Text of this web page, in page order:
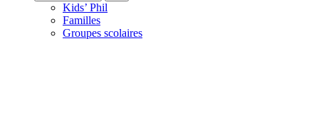
Kids’ Phil
Familles
Groupes scolaires